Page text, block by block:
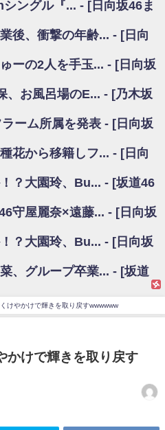
坂46】この月、何かあるのか！？『お
坂46】ミーグリで喧嘩！？山下瞳月、
ソン守屋「ゆーづのせいです」【ラヴ
46・日向坂46のニュース・情報・話題
12thシングル『Make or Break』オフィ
46】この月、何かあるのか！？『お願
坂46】この卒業生、めちゃくちゃテレ
櫻坂46】リアルミーグリであの販売も！
解禁
グリで喧嘩！？山下瞳月、これはマジ
46・日向坂46のニュース・情報・話題
櫻坂46守屋麗奈×遠藤理子、8/6「ラヴィ
46】富田鈴花、次の事務所が決まって
46】富田鈴花、次の事務所が決まって
46・日向坂46のニュース・情報・話題
！佐々木久美さん、師匠オードリー若
を連れてきた。】
『anan』の表紙の櫻坂46さん、多様性
ングル『... - [日向坂46ま
後、衝撃の年齢... - [日向
ーの2人を手玉... - [日向坂
、お風呂場のE... - [乃木坂
ーム所属を発表 - [日向坂
花から移籍しフ... - [日向
？大園玲、Bu... - [坂道46
守屋麗奈×遠藤... - [日向坂
？大園玲、Bu... - [日向坂
、グループ卒業... - [坂道
けやかけで輝きを取り戻すwwwwww
かけで輝きを取り戻す